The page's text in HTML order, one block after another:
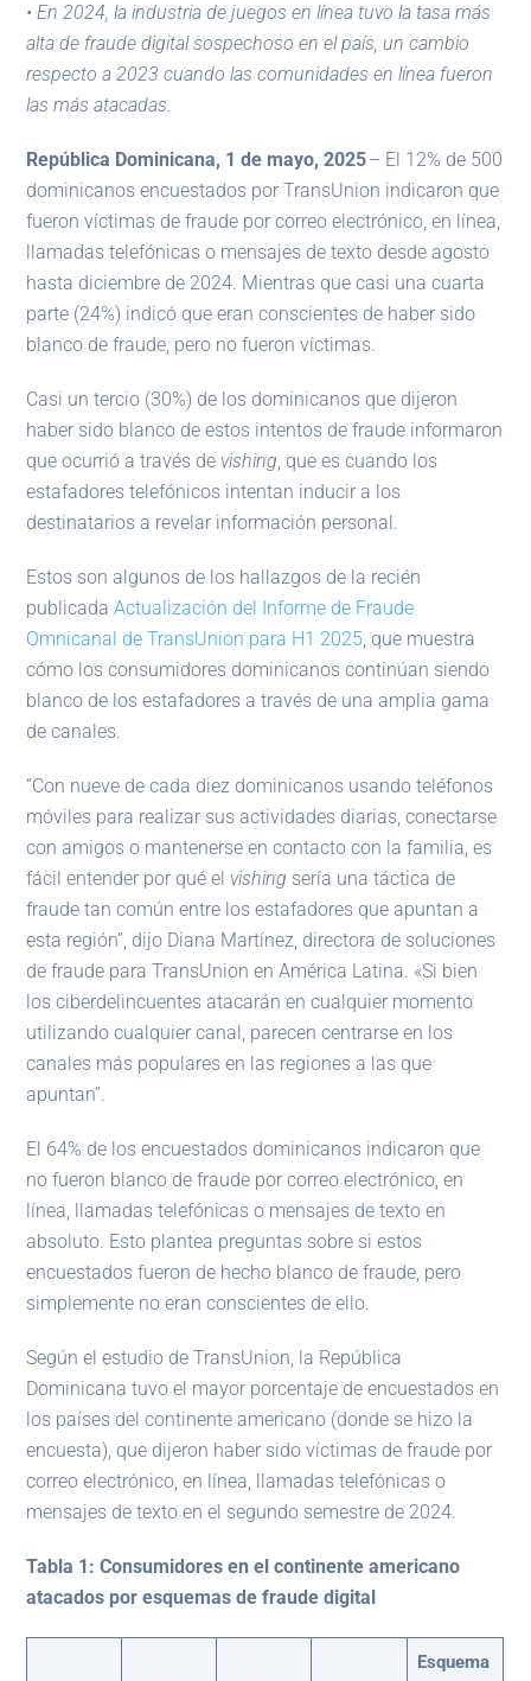
• En 2024, la industria de juegos en línea tuvo la tasa más
alta de fraude digital sospechoso en el país, un cambio
respecto a 2023 cuando las comunidades en línea fueron
las más atacadas.
República Dominicana, 1 de mayo, 2025– El 12% de 500
dominicanos encuestados por TransUnion indicaron que
fueron víctimas de fraude por correo electrónico, en línea,
llamadas telefónicas o mensajes de texto desde agosto
hasta diciembre de 2024. Mientras que casi una cuarta
parte (24%) indicó que eran conscientes de haber sido
blanco de fraude, pero no fueron víctimas.
Casi un tercio (30%) de los dominicanos que dijeron
haber sido blanco de estos intentos de fraude informaron
que ocurrió a través de vishing, que es cuando los
estafadores telefónicos intentan inducir a los
destinatarios a revelar información personal.
Estos son algunos de los hallazgos de la recién
publicadaActualización del Informe de Fraude
Omnicanal de TransUnion para H1 2025, que muestra
cómo los consumidores dominicanos continúan siendo
blanco de los estafadores a través de una amplia gama
de canales.
“Con nueve de cada diez dominicanos usando teléfonos
móviles para realizar sus actividades diarias, conectarse
con amigos o mantenerse en contacto con la familia, es
fácil entender por qué el vishing sería una táctica de
fraude tan común entre los estafadores que apuntan a
esta región”, dijo Diana Martínez, directora de soluciones
de fraude para TransUnion en América Latina. «Si bien
los ciberdelincuentes atacarán en cualquier momento
utilizando cualquier canal, parecen centrarse en los
canales más populares en las regiones a las que
apuntan”.
El 64% de los encuestados dominicanos indicaron que
no fueron blanco de fraude por correo electrónico, en
línea, llamadas telefónicas o mensajes de texto en
absoluto. Esto plantea preguntas sobre si estos
encuestados fueron de hecho blanco de fraude, pero
simplemente no eran conscientes de ello.
Según el estudio de TransUnion, la República
Dominicana tuvo el mayor porcentaje de encuestados en
los países del continente americano (donde se hizo la
encuesta), que dijeron haber sido víctimas de fraude por
correo electrónico, en línea, llamadas telefónicas o
mensajes de texto en el segundo semestre de 2024.
Tabla 1: Consumidores en el continente americano
atacados por esquemas de fraude digital
Esquema